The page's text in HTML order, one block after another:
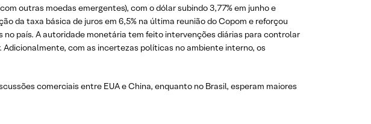
outras moedas emergentes), com o dólar subindo 3,77% em junho e
da taxa básica de juros em 6,5% na última reunião do Copom e reforçou
país. A autoridade monetária tem feito intervenções diárias para controlar
com as incertezas políticas no ambiente interno, os
comerciais entre EUA e China, enquanto no Brasil, esperam maiores